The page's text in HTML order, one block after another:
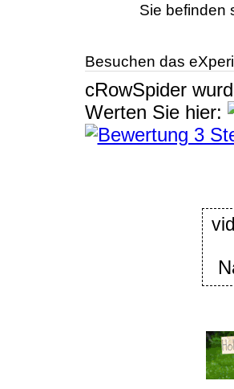
Sie befinden
Besuchen das
cRowSpider
Werten Sie hier: